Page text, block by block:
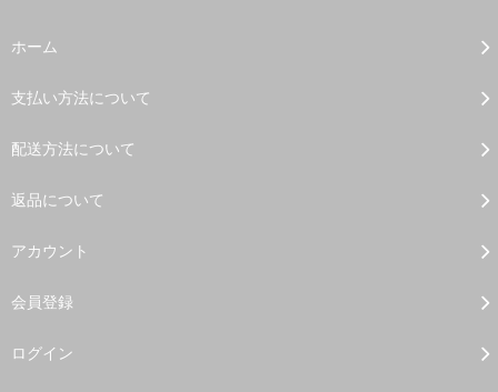
ホーム
支払い方法について
配送方法について
返品について
アカウント
会員登録
ログイン